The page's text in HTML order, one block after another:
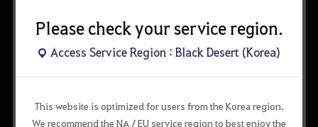
Please check your service region.
Access Service Region : Black Desert (Korea)
This website is optimized for users from the Korea region.
We recommend the NA / EU service region to best enjoy the
초승달 신전
파두스 주둔지
프로티 동굴
가져가면
오네트/오도어의 정령수 제작에 필요한 핵심 재료 아이템을 만드는 데